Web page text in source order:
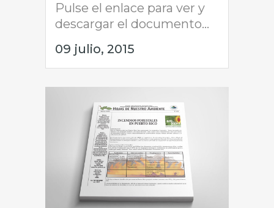
Pulse el enlace para ver y
descargar el documento...
09 julio, 2015